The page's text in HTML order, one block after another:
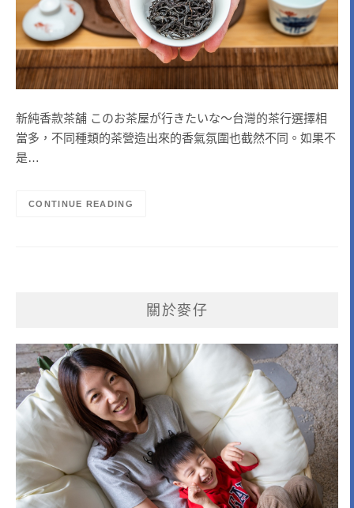
新純香款茶舖 このお茶屋が行きたいな〜台灣的茶行選擇相
當多，不同種類的茶營造出來的香氣氛圍也截然不同。如果不
是…
CONTINUE READING
關於麥仔